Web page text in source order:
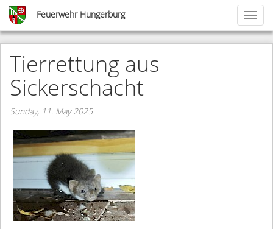
Skip
main
content
Feuerwehr Hungerburg
Tierrettung aus
Sickerschacht
Sunday, 11. May 2025